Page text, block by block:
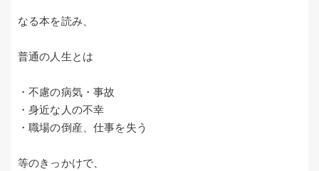
なる本を読み、
普通の人生とは
・不慮の病気・事故
・身近な人の不幸
・職場の倒産、仕事を失う
等のきっかけで、